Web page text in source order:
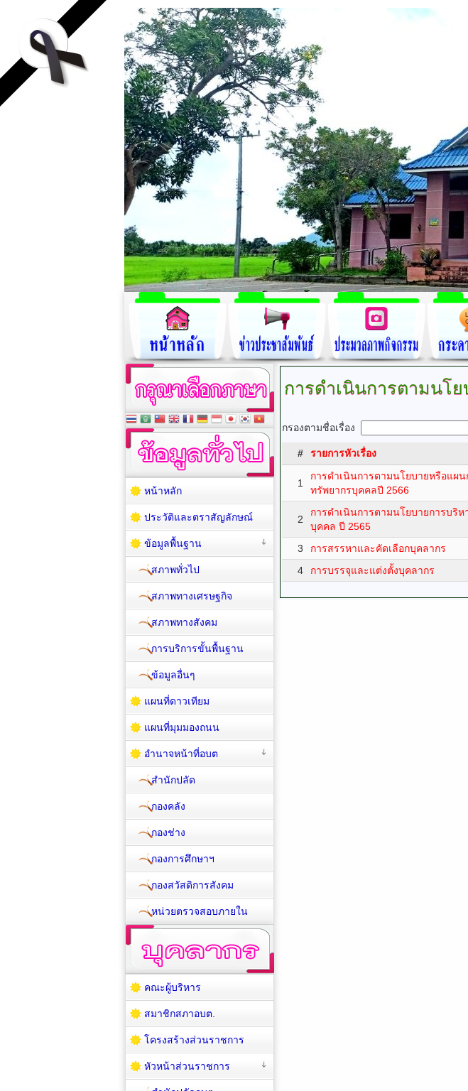
การดำเนินการตามนโ
กรองตามชื่อเรื่อง
# รายการหัวเรื่อง
1
การดำเนินการตามนโยบายหรือแผน
ทรัพยากรบุคคลปี 2566
2
การดำเนินการตามนโยบายการบริห
บุคคล ปี 2565
3 การสรรหาและคัดเลือกบุคลากร
4
การบรรจุและแต่งตั้งบุคลากร
หน้าหลัก
ประวัติและตราสัญลักษณ์
ข้อมูลพื้นฐาน
สภาพทั่วไป
สภาพทางเศรษฐกิจ
สภาพทางสังคม
การบริการขั้นพื้นฐาน
ข้อมูลอื่นๆ
แผนที่ดาวเทียม
แผนที่มุมมองถนน
อำนาจหน้าที่อบต
สำนักปลัด
กองคลัง
กองช่าง
กองการศึกษาฯ
กองสวัสดิการสังคม
หน่วยตรวจสอบภายใน
คณะผู้บริหาร
สมาชิกสภาอบต.
โครงสร้างส่วนราชการ
หัวหน้าส่วนราชการ